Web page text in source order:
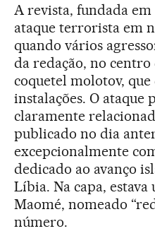
A revista, fundada em
ataque terrorista em
quando vários
da redação, no centro
coquetel molotov,
instalações. O ataque
claramente
publicado no dia
excepcionalmente
dedicado ao avanço
Líbia. Na capa,
Maomé, nomeado
número.